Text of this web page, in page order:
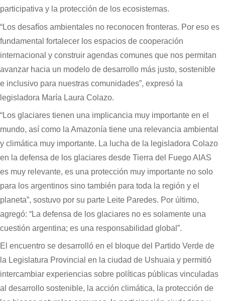
participativa y la protección de los ecosistemas.
“Los desafíos ambientales no reconocen fronteras. Por eso es
fundamental fortalecer los espacios de cooperación
internacional y construir agendas comunes que nos permitan
avanzar hacia un modelo de desarrollo más justo, sostenible
e inclusivo para nuestras comunidades”, expresó la
legisladora María Laura Colazo.
“Los glaciares tienen una implicancia muy importante en el
mundo, así como la Amazonía tiene una relevancia ambiental
y climática muy importante. La lucha de la legisladora Colazo
en la defensa de los glaciares desde Tierra del Fuego AIAS
es muy relevante, es una protección muy importante no solo
para los argentinos sino también para toda la región y el
planeta”, sostuvo por su parte Leite Paredes. Por último,
agregó: “La defensa de los glaciares no es solamente una
cuestión argentina; es una responsabilidad global”.
El encuentro se desarrolló en el bloque del Partido Verde de
la Legislatura Provincial en la ciudad de Ushuaia y permitió
intercambiar experiencias sobre políticas públicas vinculadas
al desarrollo sostenible, la acción climática, la protección de